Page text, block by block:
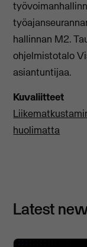
hallinnan M2.
ohjelmistotalo
asiantuntijaa.
Kuvaliitteet
huolimatta
Latest